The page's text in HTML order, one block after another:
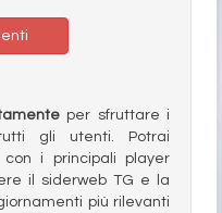
per sfruttare i
gli utenti. Potrai
i principali player
il siderweb TG e la
più rilevanti